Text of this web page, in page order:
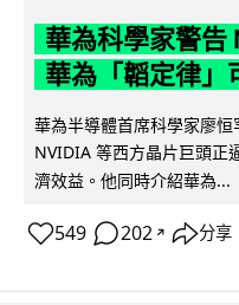
華為科學家警告
華為「韜定律」
華為半導體首席科學家廖
NVIDIA 等西方晶片巨頭正
濟效益。他同時介紹華為...
549 202 ↗ 分享